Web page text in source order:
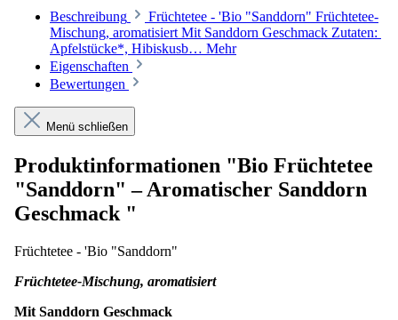
Beschreibung
Früchtetee - 'Bio "Sanddorn" Früchtetee-
Mischung, aromatisiert Mit Sanddorn Geschmack Zutaten:
Apfelstücke*, Hibiskusb… Mehr
Eigenschaften
Bewertungen
Menü schließen
Produktinformationen "Bio Früchtetee
"Sanddorn" – Aromatischer Sanddorn
Geschmack "
Früchtetee - 'Bio "Sanddorn"
Früchtetee-Mischung, aromatisiert
Mit Sanddorn Geschmack